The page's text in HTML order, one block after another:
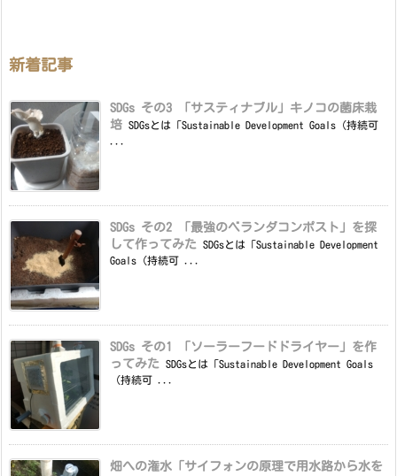
新着記事
SDGs その3 「サスティナブル」キノコの菌床栽
培 SDGsとは「Sustainable Development Goals（持続可
SDGs その2 「最強のベランダコンポスト」を探
して作ってみた
SDGsとは「Sustainable Development
Goals（持続可 ...
SDGs その1 「ソーラーフードドライヤー」を作
ってみた
SDGsとは「Sustainable Development Goals
（持続可 ...
畑への潅水「サイフォンの原理で用水路から水を